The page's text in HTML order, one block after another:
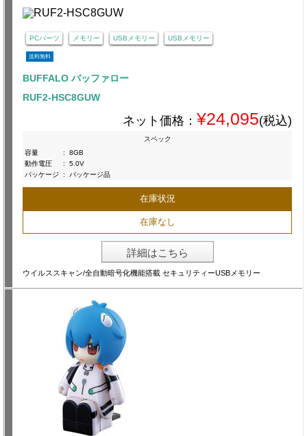
PCパーツ メモリー USBメモリー USBメモリー
送料無料
BUFFALO バッファロー
RUF2-HSC8GUW
ネット価格： ¥24,095(税込)
スペック
容量
:
8GB
動作電圧
:
5.0V
パッケージ
: パッケージ品
在庫状況
在庫なし
詳細はこちら
ウイルススキャン/全自動暗号化機能搭載 セキュリティーUSBメモリー